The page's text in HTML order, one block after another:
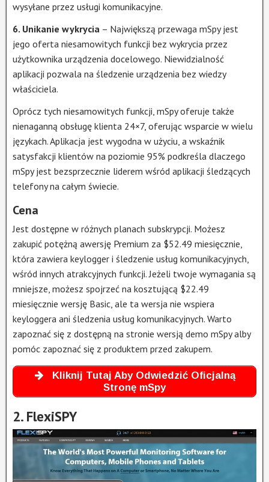
wysyłane przez usługi komunikacyjne.
6. Unikanie wykrycia – Największą przewaga mSpy jest
jego oferta niesamowitych funkcji bez wykrycia przez
użytkownika urządzenia docelowego. Niewidzialność
aplikacji pozwala na śledzenie urządzenia bez wiedzy
właściciela.
Oprócz tych niesamowitych funkcji, mSpy oferuje także
nienaganną obsługę klienta 24×7, oferując wsparcie w wielu
językach. Aplikacja jest wygodna w użyciu, a wskaźnik
satysfakcji klientów na poziomie 95% podkreśla dlaczego
mSpy jest bezsprzecznie liderem wśród aplikacji śledzących
telefony na całym świecie.
Cena
Jest dostępne w różnych planach subskrypcji. Możesz
zakupić potężną awersję Premium za $52.49 miesięcznie,
która zawiera keylogger i śledzenie usług komunikacyjnych,
wśród innych atrakcyjnych funkcji. Jeżeli twoje wymagania są
mniejsze, możesz spojrzeć na kosztującą $22.49
miesięcznie wersję Basic, ale ta wersja nie wspiera
keyloggera ani śledzenia usług komunikacyjnych. Warto
zapoznać się z dostępną na stronie wersją demo mSpy alby
pomóc zapoznać się z produktem przed zakupem.
Kliknij Tutaj Aby Odwiedzić Oficjalną
Stronę mSpy
2. FlexiSPY